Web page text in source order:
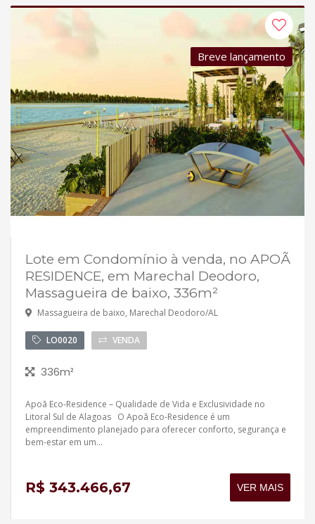
Breve lançamento
Lote em Condomínio à venda, no APOÃ
RESIDENCE, em Marechal Deodoro,
Massagueira de baixo, 336m²
Massagueira de baixo, Marechal Deodoro/AL
LO0020 VENDA
336m²
Apoã Eco-Residence – Qualidade de Vida e Exclusividade no
Litoral Sul de Alagoas O Apoã Eco-Residence é um
empreendimento planejado para oferecer conforto, segurança e
bem-estar em um...
R$ 343.466,67 VER MAIS